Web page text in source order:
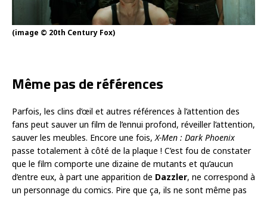
(image © 20th Century Fox)
Même pas de références
Parfois, les clins d’œil et autres références à l’attention des
fans peut sauver un film de l’ennui profond, réveiller l’attention,
sauver les meubles. Encore une fois,X-Men : Dark Phoenix
passe totalement à côté de la plaque ! C’est fou de constater
que le film comporte une dizaine de mutants et qu’aucun
d’entre eux, à part une apparition de Dazzler, ne correspond à
un personnage du comics. Pire que ça, ils ne sont même pas